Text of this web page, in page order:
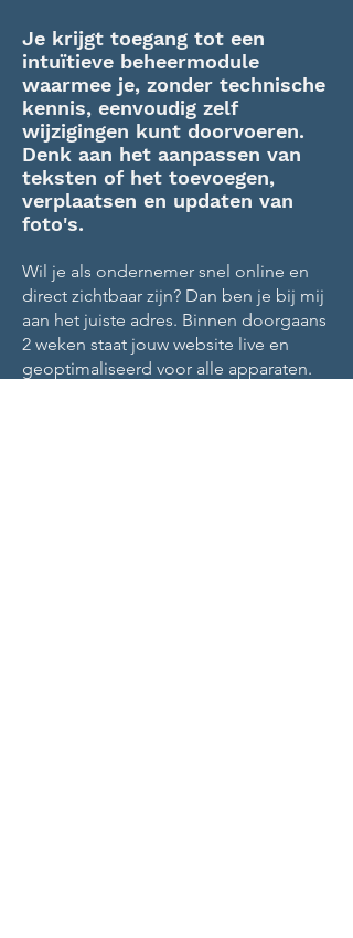
Je krijgt toegang tot een
intuïtieve beheermodule
waarmee je, zonder technische
kennis, eenvoudig zelf
wijzigingen kunt doorvoeren.
Denk aan het aanpassen van
teksten of het toevoegen,
verplaatsen en updaten van
foto's.
Wil je als ondernemer snel online en
direct zichtbaar zijn? Dan ben je bij mij
aan het juiste adres. Binnen doorgaans
2 weken staat jouw website live en
geoptimaliseerd voor alle apparaten.